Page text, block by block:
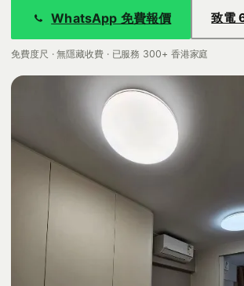
WhatsApp 免費報價 致電
免費度尺 · 無隱藏收費 · 已服務 300+ 香港家庭